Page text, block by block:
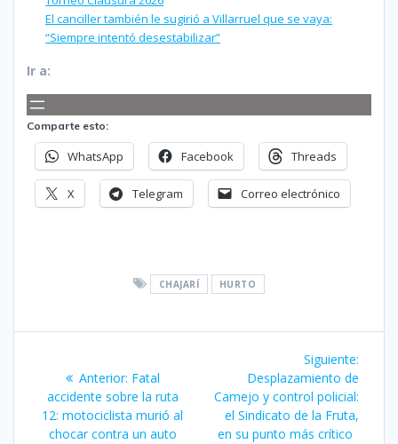
El canciller también le sugirió a Villarruel que se vaya:
“Siempre intentó desestabilizar”
Ir a:
Comparte esto:
WhatsApp Facebook Threads
X Telegram Correo electrónico
CHAJARÍ HURTO
de
entradas
Anterior: Entrada
anterior:
Fatal
accidente sobre la ruta
12: motociclista murió al
chocar contra un auto
Siguiente:
Desplazamiento de
Camejo y control policial:
el Sindicato de la Fruta,
en su punto más crítico